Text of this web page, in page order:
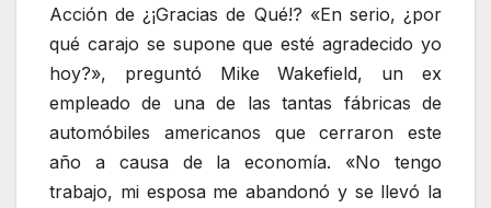
Acción de ¿¡Gracias de Qué!? «En serio, ¿por
qué carajo se supone que esté agradecido yo
hoy?», preguntó Mike Wakefield, un ex
empleado de una de las tantas fábricas de
automóbiles americanos que cerraron este
año a causa de la economía. «No tengo
trabajo, mi esposa me abandonó y se llevó la